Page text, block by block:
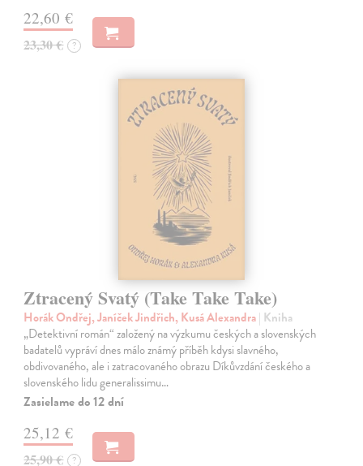
22,60 €
23,30 € ?
Ztracený Svatý (Take Take Take)
Horák Ondřej, Janíček Jindřich, Kusá Alexandra| Kniha
„Detektivní román“ založený na výzkumu českých a slovenských
badatelů vypráví dnes málo známý příběh kdysi slavného,
obdivovaného, ale i zatracovaného obrazu Díkůvzdání českého a
slovenského lidu generalissimu…
Zasielame do 12 dní
25,12 €
25,90 € ?